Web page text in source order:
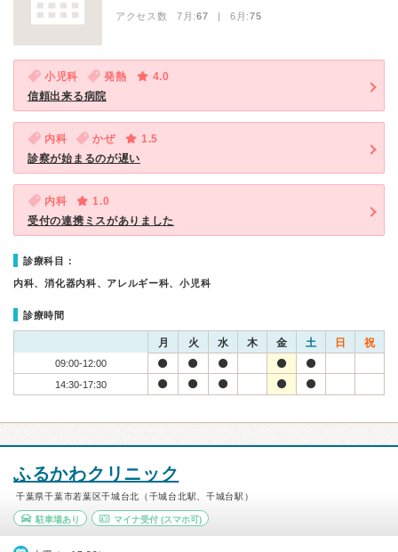
アクセス数 7月:67 | 6月:75
小児科 発熱
4.0
信頼出来る病院
内科 かぜ
1.5
診察が始まるのが遅い
内科
1.0
受付の連携ミスがありました
診療科目：
内科、消化器内科、アレルギー科、小児科
診療時間
月 火 水 木 金 土 日 祝
09:00-12:00
14:30-17:30
ふるかわクリニック
千葉県千葉市若葉区千城台北（千城台北駅、千城台駅）
駐車場あり マイナ受付(スマホ可)